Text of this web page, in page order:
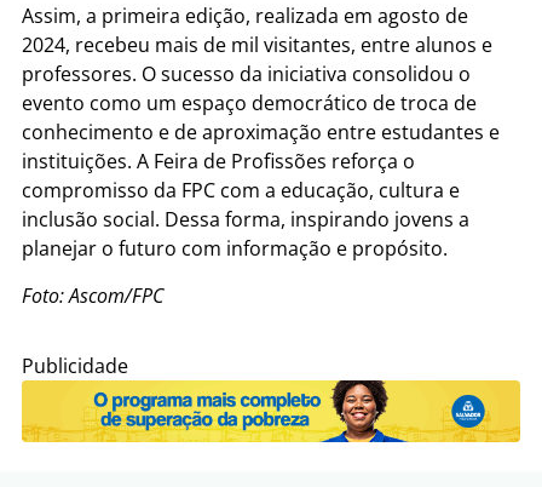
Assim, a primeira edição, realizada em agosto de
2024, recebeu mais de mil visitantes, entre alunos e
professores. O sucesso da iniciativa consolidou o
evento como um espaço democrático de troca de
conhecimento e de aproximação entre estudantes e
instituições. A Feira de Profissões reforça o
compromisso da FPC com a educação, cultura e
inclusão social. Dessa forma, inspirando jovens a
planejar o futuro com informação e propósito.
Foto: Ascom/FPC
Publicidade